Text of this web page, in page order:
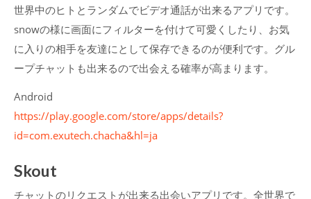
世界中のヒトとランダムでビデオ通話が出来るアプリです。
snowの様に画面にフィルターを付けて可愛くしたり、お気
に入りの相手を友達にとして保存できるのが便利です。グル
ープチャットも出来るので出会える確率が高まります。
Android
https://play.google.com/store/apps/details?
id=com.exutech.chacha&hl=ja
Skout
チャットのリクエストが出来る出会いアプリです。全世界で